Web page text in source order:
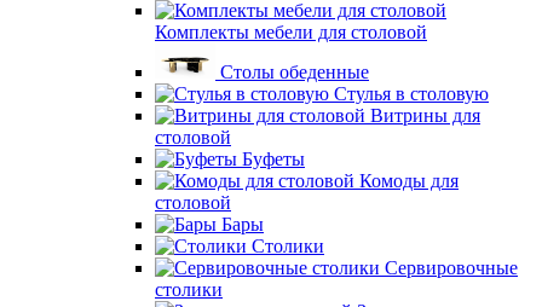
Комплекты мебели для столовой
Столы обеденные
Стулья в столовую
Витрины для
столовой
Буфеты
Комоды для
столовой
Бары
Столики
Сервировочные
столики